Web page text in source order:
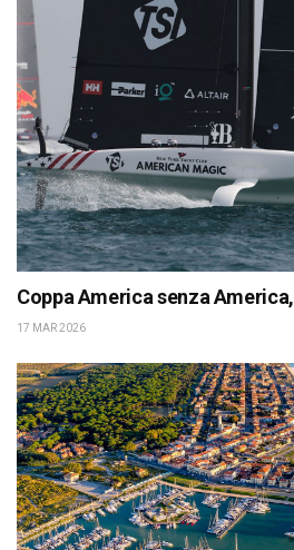
Coppa America senza
17 MAR 2026